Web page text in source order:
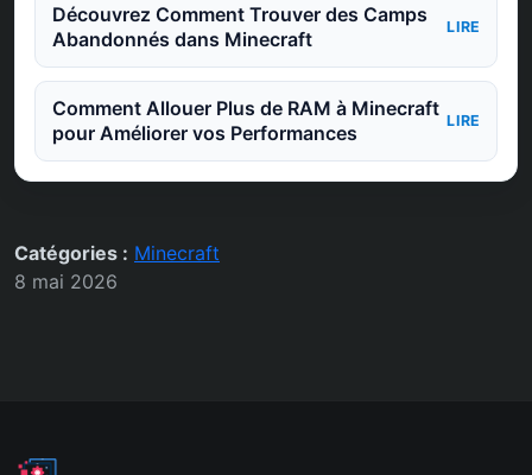
Découvrez Comment Trouver des Camps
Abandonnés dans Minecraft
LIRE
Comment Allouer Plus de RAM à Minecraft
pour Améliorer vos Performances
LIRE
Catégories : Minecraft
8 mai 2026